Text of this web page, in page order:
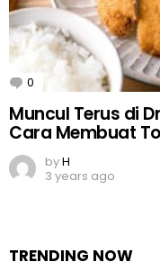
0 Comments
Muncul Terus di
Cara Membuat
byH
3 years ago
TRENDING NOW